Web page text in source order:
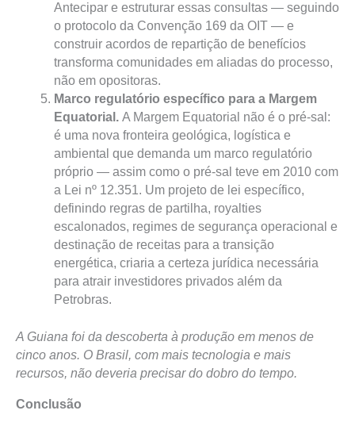
Antecipar e estruturar essas consultas — seguindo
o protocolo da Convenção 169 da OIT — e
construir acordos de repartição de benefícios
transforma comunidades em aliadas do processo,
não em opositoras.
Marco regulatório específico para a Margem
Equatorial. A Margem Equatorial não é o pré-sal:
é uma nova fronteira geológica, logística e
ambiental que demanda um marco regulatório
próprio — assim como o pré-sal teve em 2010 com
a Lei nº 12.351. Um projeto de lei específico,
definindo regras de partilha, royalties
escalonados, regimes de segurança operacional e
destinação de receitas para a transição
energética, criaria a certeza jurídica necessária
para atrair investidores privados além da
Petrobras.
A Guiana foi da descoberta à produção em menos de
cinco anos. O Brasil, com mais tecnologia e mais
recursos, não deveria precisar do dobro do tempo.
Conclusão